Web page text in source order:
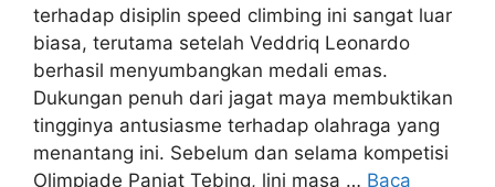
terhadap disiplin speed climbing ini sangat luar
biasa, terutama setelah Veddriq Leonardo
berhasil menyumbangkan medali emas.
Dukungan penuh dari jagat maya membuktikan
tingginya antusiasme terhadap olahraga yang
menantang ini. Sebelum dan selama kompetisi
Olimpiade Panjat Tebing, lini masa … Baca